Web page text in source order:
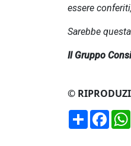
essere
Sarebbe
Il Gruppo
©
Condividi